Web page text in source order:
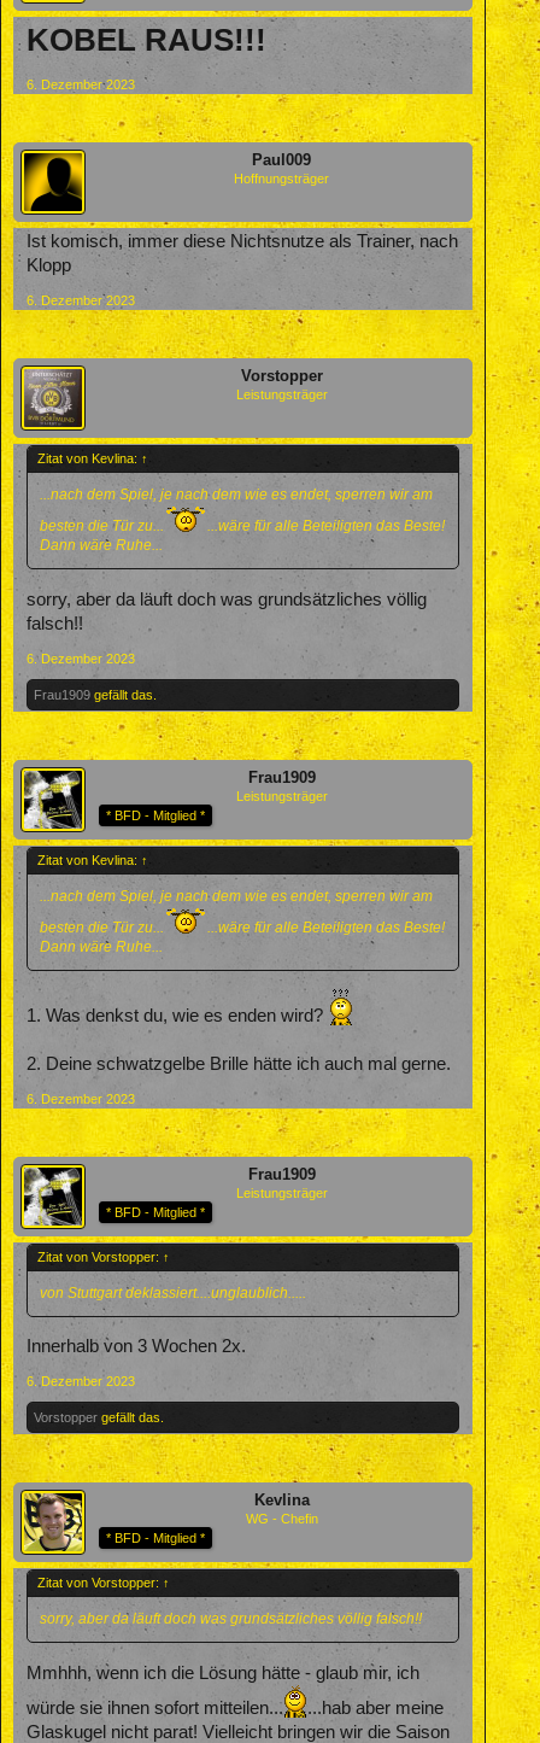
KOBEL RAUS!!!
6. Dezember 2023
Paul009
Hoffnungsträger
Ist komisch, immer diese Nichtsnutze als Trainer, nach
Klopp
6. Dezember 2023
Vorstopper
Leistungsträger
Zitat von Kevlina: ↑
...nach dem Spiel, je nach dem wie es endet, sperren wir am
besten die Tür zu...
...wäre für alle Beteiligten das Beste!
Dann wäre Ruhe...
sorry, aber da läuft doch was grundsätzliches völlig
falsch!!
6. Dezember 2023
Frau1909 gefällt das.
Frau1909
Leistungsträger
* BFD - Mitglied *
Zitat von Kevlina: ↑
...nach dem Spiel, je nach dem wie es endet, sperren wir am
besten die Tür zu...
...wäre für alle Beteiligten das Beste!
Dann wäre Ruhe...
1. Was denkst du, wie es enden wird?
2. Deine schwatzgelbe Brille hätte ich auch mal gerne.
6. Dezember 2023
Frau1909
Leistungsträger
* BFD - Mitglied *
Zitat von Vorstopper: ↑
von Stuttgart deklassiert....unglaublich.....
Innerhalb von 3 Wochen 2x.
6. Dezember 2023
Vorstopper gefällt das.
Kevlina
WG - Chefin
* BFD - Mitglied *
Zitat von Vorstopper: ↑
sorry, aber da läuft doch was grundsätzliches völlig falsch!!
Mmhhh, wenn ich die Lösung hätte - glaub mir, ich
würde sie ihnen sofort mitteilen...
...hab aber meine
Glaskugel nicht parat! Vielleicht bringen wir die Saison